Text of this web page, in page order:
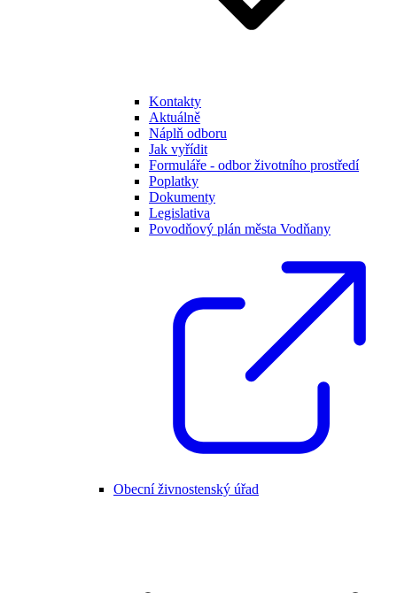
Kontakty
Aktuálně
Náplň odboru
Jak vyřídit
Formuláře - odbor životního prostředí
Poplatky
Dokumenty
Legislativa
Povodňový plán města Vodňany
Obecní živnostenský úřad